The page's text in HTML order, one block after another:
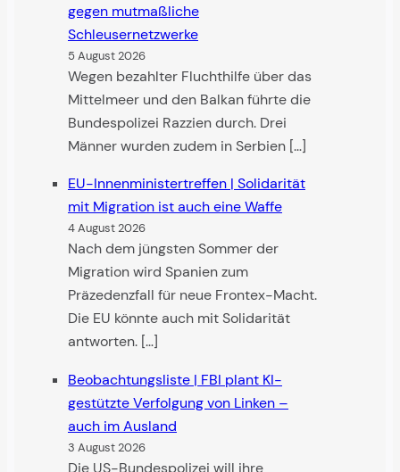
gegen mutmaßliche
Schleusernetzwerke
5 August 2026
Wegen bezahlter Fluchthilfe über das
Mittelmeer und den Balkan führte die
Bundespolizei Razzien durch. Drei
Männer wurden zudem in Serbien […]
EU-Innenministertreffen | Solidarität
mit Migra­tion ist auch eine Waffe
4 August 2026
Nach dem jüngsten Sommer der
Migration wird Spanien zum
Präzedenzfall für neue Frontex-Macht.
Die EU könnte auch mit Solidarität
antworten. […]
Beobachtungsliste | FBI plant KI-
gestützte Verfolgung von Linken –
auch im Ausland
3 August 2026
Die US-Bundespolizei will ihre